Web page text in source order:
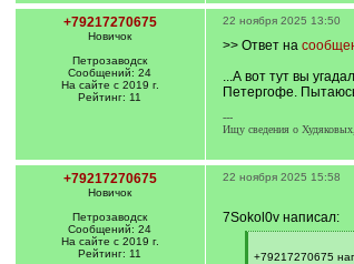
+79217270675
Новичок
Петрозаводск
Сообщений: 24
На сайте с 2019 г.
Рейтинг: 11
22 ноября 2025 13:50
>> Ответ на
...А вот тут вы
Петергофе.
---
Ищу сведения о
+79217270675
Новичок
Петрозаводск
Сообщений: 24
На сайте с 2019 г.
Рейтинг: 11
22 ноября 2025 15:58
7Sokol0v написал:
q
+79217270675